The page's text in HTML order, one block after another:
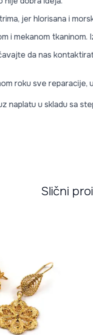
jer hlorisana i
i mekanom
da nas
roku sve
naplatu u skladu sa
Slični